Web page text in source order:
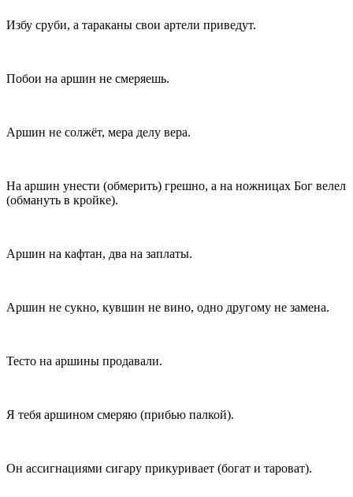
Избу сруби, а тараканы свои артели приведут.
Побои на аршин не смеряешь.
Аршин не солжёт, мера делу вера.
На аршин унести (обмерить) грешно, а на ножницах Бог велел
(обмануть в кройке).
Аршин на кафтан, два на заплаты.
Аршин не сукно, кувшин не вино, одно другому не замена.
Тесто на аршины продавали.
Я тебя аршином смеряю (прибью палкой).
Он ассигнациями сигару прикуривает (богат и тароват).